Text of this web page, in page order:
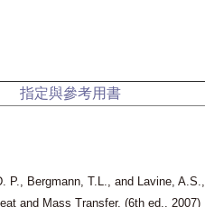
指定與參考用書
P., Bergmann, T.L., and Lavine, A.S.,
and Mass Transfer, (6th ed., 2007)